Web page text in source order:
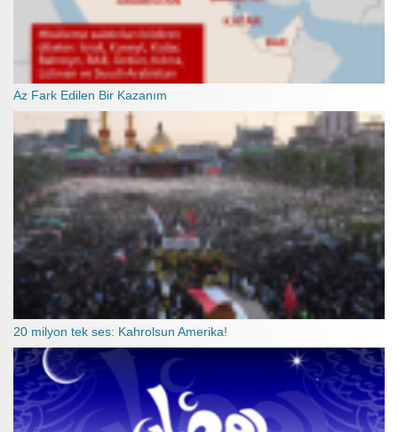
Az Fark Edilen Bir Kazanım
20 milyon tek ses: Kahrolsun Amerika!